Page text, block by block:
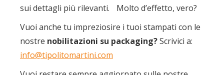
sui dettagli più rilevanti. Molto d’effetto, vero?
Vuoi anche tu impreziosire i tuoi stampati con le
nostre nobilitazioni su packaging?Scrivici a:
info@tipolitomartini.com